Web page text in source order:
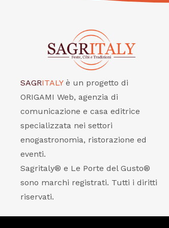
SAGRITALY è un progetto di
ORIGAMI Web, agenzia di
comunicazione e casa editrice
specializzata nei settori
enogastronomia, ristorazione ed
eventi.
Sagritaly® e Le Porte del Gusto®
sono marchi registrati. Tutti i diritti
riservati.